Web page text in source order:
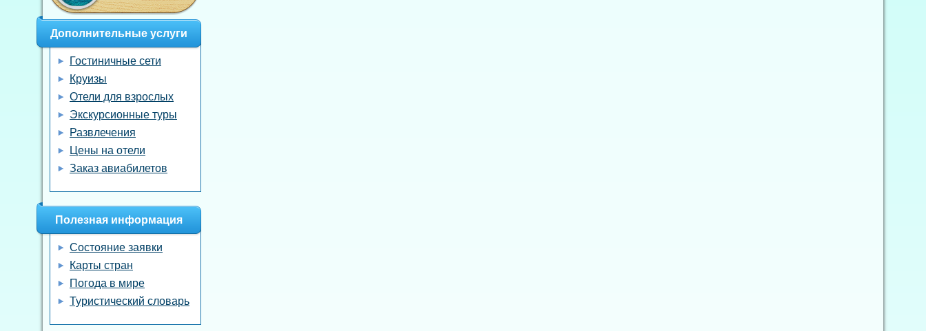
Дополнительные услуги
Гостиничные сети
Круизы
Отели для взрослых
Экскурсионные туры
Развлечения
Цены на отели
Заказ авиабилетов
Полезная информация
Состояние заявки
Карты стран
Погода в мире
Туристический словарь